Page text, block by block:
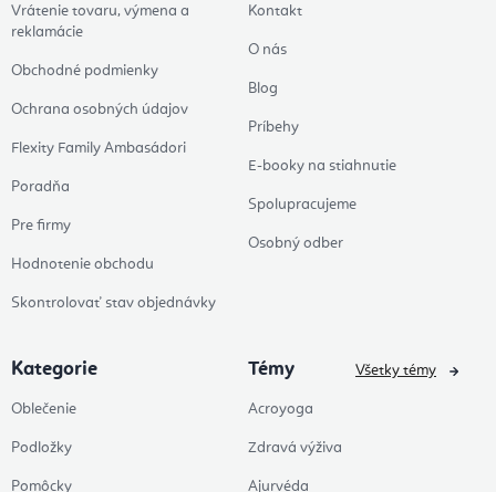
Vrátenie tovaru, výmena a
reklamácie
Obchodné podmienky
Ochrana osobných údajov
Flexity Family Ambasádori
Poradňa
Pre firmy
Hodnotenie obchodu
Skontrolovať stav objednávky
Kontakt
O nás
Blog
Príbehy
E-booky na stiahnutie
Spolupracujeme
Osobný odber
Kategorie
Oblečenie
Podložky
Pomôcky
Témy
Acroyoga
Zdravá výživa
Ajurvéda
Všetky témy